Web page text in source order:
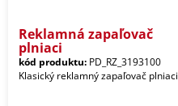
Reklamná zapaľovač
plniaci
kód produktu: PD_RZ_3193100
Klasický reklamný zapaľovač plniaci